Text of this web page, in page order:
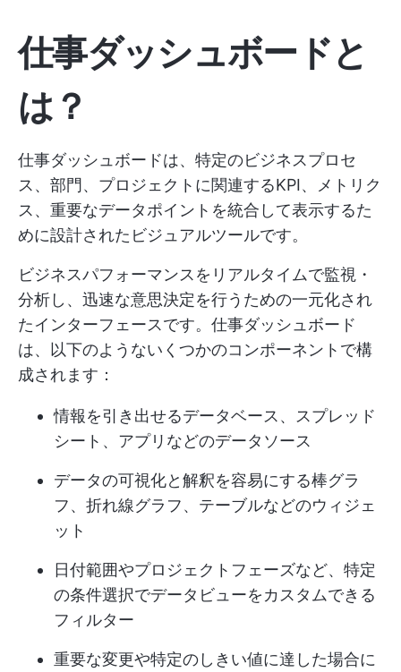
仕事ダッシュボードと
は？
仕事ダッシュボードは、特定のビジネスプロセ
ス、部門、プロジェクトに関連するKPI、メトリク
ス、重要なデータポイントを統合して表示するた
めに設計されたビジュアルツールです。
ビジネスパフォーマンスをリアルタイムで監視・
分析し、迅速な意思決定を行うための一元化され
たインターフェースです。仕事ダッシュボード
は、以下のようないくつかのコンポーネントで構
成されます：
情報を引き出せるデータベース、スプレッド
シート、アプリなどのデータソース
データの可視化と解釈を容易にする棒グラ
フ、折れ線グラフ、テーブルなどのウィジェ
ット
日付範囲やプロジェクトフェーズなど、特定
の条件選択でデータビューをカスタムできる
フィルター
重要な変更や特定のしきい値に達した場合に